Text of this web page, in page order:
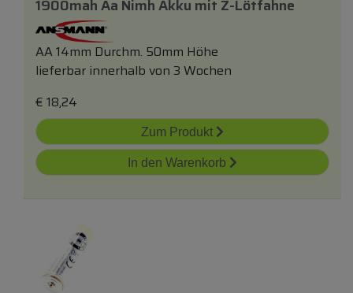
1900mah Aa Nimh Akku mit Z-Lötfahne
AA 14mm Durchm. 50mm Höhe
lieferbar innerhalb von 3 Wochen
€ 18,24
Zum Produkt
In den Warenkorb